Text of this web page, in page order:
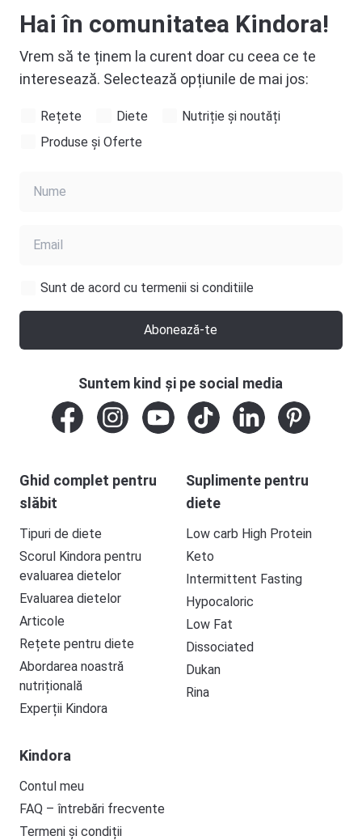
Hai în comunitatea Kindora!
Vrem să te ținem la curent doar cu ceea ce te
interesează. Selectează opțiunile de mai jos:
Rețete Diete
Nutriție și noutăți
Produse și Oferte
Sunt de acord cu termenii si conditiile
Abonează-te
Ghid complet pentru
slăbit
Tipuri de diete
Scorul Kindora pentru
evaluarea dietelor
Evaluarea dietelor
Articole
Rețete pentru diete
Abordarea noastră
nutrițională
Experții Kindora
Suplimente pentru
diete
Low carb High Protein
Keto
Intermittent Fasting
Hypocaloric
Low Fat
Dissociated
Dukan
Rina
Kindora
Contul meu
FAQ – întrebări frecvente
Termeni și condiții
Suntem kind și pe social media